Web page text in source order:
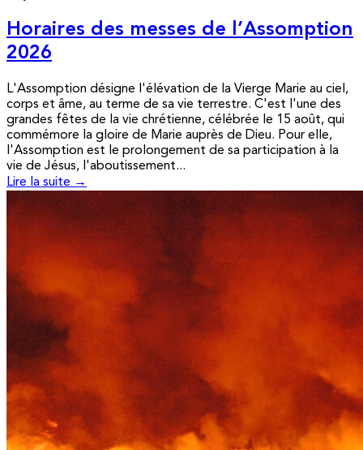
Horaires des messes de l’Assomption
2026
L'Assomption désigne l'élévation de la Vierge Marie au ciel,
corps et âme, au terme de sa vie terrestre. C'est l'une des
grandes fêtes de la vie chrétienne, célébrée le 15 août, qui
commémore la gloire de Marie auprès de Dieu. Pour elle,
l'Assomption est le prolongement de sa participation à la
vie de Jésus, l'aboutissement...
Lire la suite →